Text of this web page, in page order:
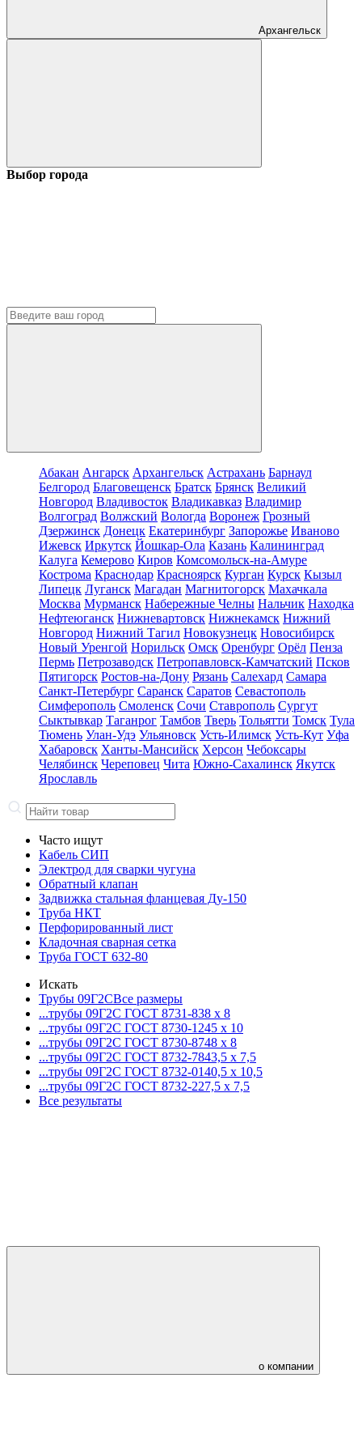
Архангельск
Выбор города
Абакан Ангарск Архангельск Астрахань Барнаул
Белгород Благовещенск Братск Брянск Великий
Новгород Владивосток Владикавказ Владимир
Волгоград Волжский Вологда Воронеж Грозный
Дзержинск Донецк Екатеринбург Запорожье Иваново
Ижевск Иркутск Йошкар-Ола Казань Калининград
Калуга Кемерово Киров Комсомольск-на-Амуре
Кострома Краснодар Красноярск Курган Курск Кызыл
Липецк Луганск Магадан Магнитогорск Махачкала
Москва Мурманск Набережные Челны Нальчик Находка
Нефтеюганск Нижневартовск Нижнекамск Нижний
Новгород Нижний Тагил Новокузнецк Новосибирск
Новый Уренгой Норильск Омск Оренбург Орёл Пенза
Пермь Петрозаводск Петропавловск-Камчатский Псков
Пятигорск Ростов-на-Дону Рязань Салехард Самара
Санкт-Петербург Саранск Саратов Севастополь
Симферополь Смоленск Сочи Ставрополь Сургут
Сыктывкар Таганрог Тамбов Тверь Тольятти Томск Тула
Тюмень Улан-Удэ Ульяновск Усть-Илимск Усть-Кут Уфа
Хабаровск Ханты-Мансийск Херсон Чебоксары
Челябинск Череповец Чита Южно-Сахалинск Якутск
Ярославль
Часто ищут
Кабель СИП
Электрод для сварки чугуна
Обратный клапан
Задвижка стальная фланцевая Ду-150
Труба НКТ
Перфорированный лист
Кладочная сварная сетка
Труба ГОСТ 632-80
Искать
Трубы 09Г2СВсе размеры
...трубы 09Г2С ГОСТ 8731-838 x 8
...трубы 09Г2С ГОСТ 8730-1245 x 10
...трубы 09Г2С ГОСТ 8730-8748 x 8
...трубы 09Г2С ГОСТ 8732-7843,5 x 7,5
...трубы 09Г2С ГОСТ 8732-0140,5 x 10,5
...трубы 09Г2С ГОСТ 8732-227,5 x 7,5
Все результаты
о компании